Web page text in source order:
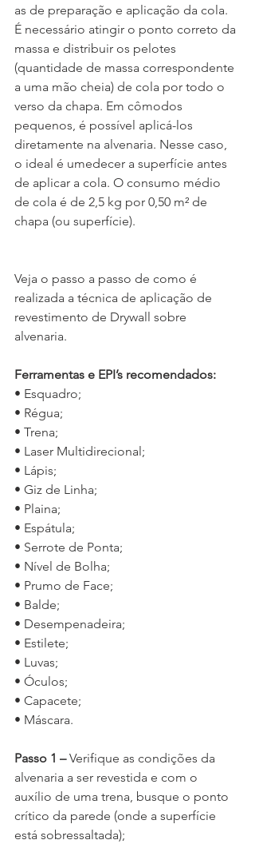
as de preparação e aplicação da cola.
É necessário atingir o ponto correto da
massa e distribuir os pelotes
(quantidade de massa correspondente
a uma mão cheia) de cola por todo o
verso da chapa. Em cômodos
pequenos, é possível aplicá-los
diretamente na alvenaria. Nesse caso,
o ideal é umedecer a superfície antes
de aplicar a cola. O consumo médio
de cola é de 2,5 kg por 0,50 m² de
chapa (ou superfície).
Veja o passo a passo de como é
realizada a técnica de aplicação de
revestimento de Drywall sobre
alvenaria.
Ferramentas e EPI’s recomendados:
• Esquadro;
• Régua;
• Trena;
• Laser Multidirecional;
• Lápis;
• Giz de Linha;
• Plaina;
• Espátula;
• Serrote de Ponta;
• Nível de Bolha;
• Prumo de Face;
• Balde;
• Desempenadeira;
• Estilete;
• Luvas;
• Óculos;
• Capacete;
• Máscara.
Passo 1 – Verifique as condições da
alvenaria a ser revestida e com o
auxílio de uma trena, busque o ponto
crítico da parede (onde a superfície
está sobressaltada);